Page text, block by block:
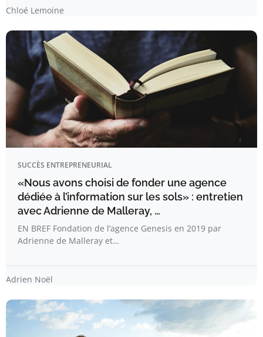
Chloé Lemoine
SUCCÈS ENTREPRENEURIAL
«Nous avons choisi de fonder une agence
dédiée à l’information sur les sols» : entretien
avec Adrienne de Malleray, …
EN BREF Fondation de l’agence Genesis en 2019 par
Adrienne de Malleray et…
Adrien Noël